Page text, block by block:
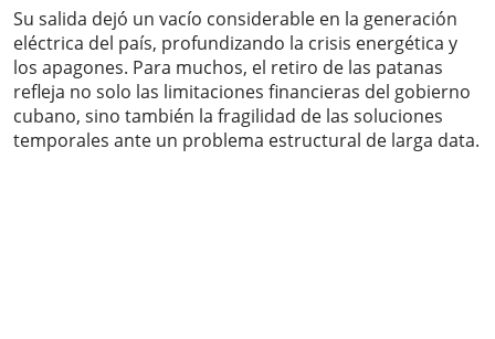
Su salida dejó un vacío considerable en la generación
eléctrica del país, profundizando la crisis energética y
los apagones. Para muchos, el retiro de las patanas
refleja no solo las limitaciones financieras del gobierno
cubano, sino también la fragilidad de las soluciones
temporales ante un problema estructural de larga data.